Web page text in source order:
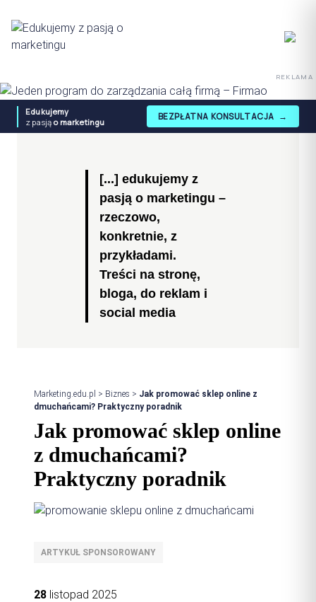
REKLAMA
Edukujemy
z pasją o marketingu BEZPŁATNA KONSULTACJA →
[...] edukujemy z
pasją o marketingu –
rzeczowo,
konkretnie, z
przykładami.
Treści na stronę,
bloga, do reklam i
social media
Marketing.edu.pl > Biznes > Jak promować sklep online z
dmuchańcami? Praktyczny poradnik
Jak promować sklep online
z dmuchańcami?
Praktyczny poradnik
ARTYKUŁ SPONSOROWANY
28 listopad 2025